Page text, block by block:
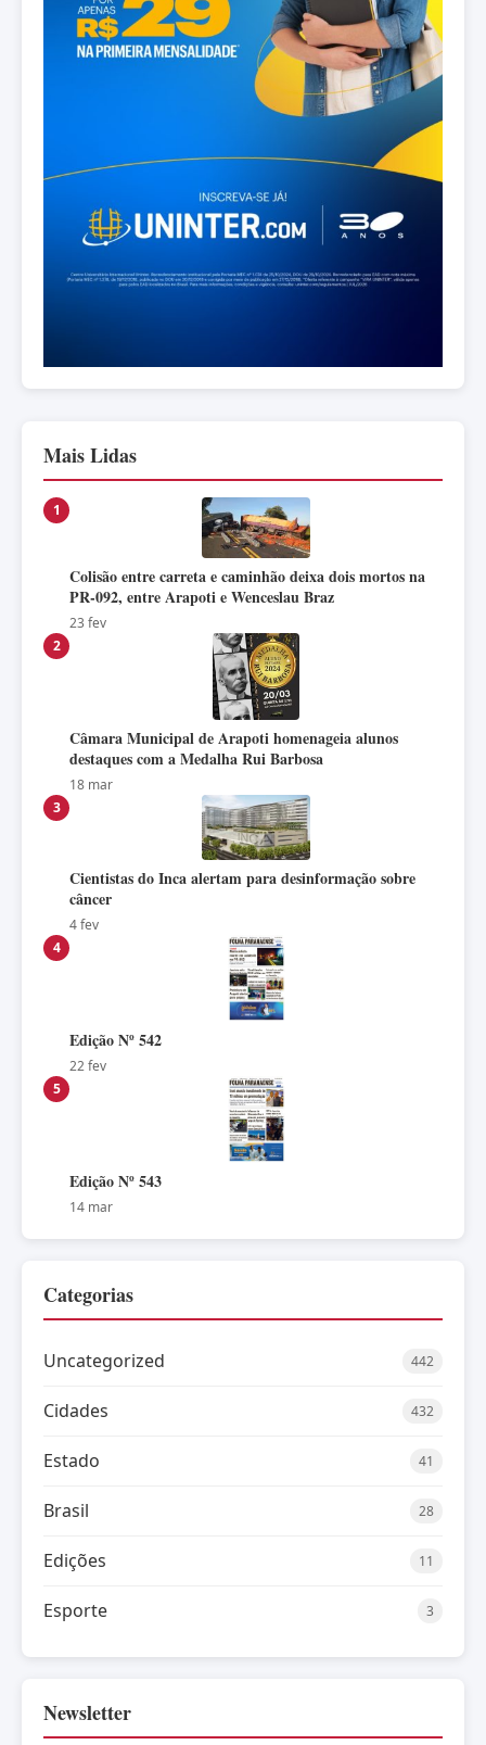
Mais Lidas
1
Colisão entre carreta e caminhão deixa dois mortos na
PR-092, entre Arapoti e Wenceslau Braz
23 fev
2
Câmara Municipal de Arapoti homenageia alunos
destaques com a Medalha Rui Barbosa
18 mar
3
Cientistas do Inca alertam para desinformação sobre
câncer
4 fev
4
Edição Nº 542
22 fev
5
Edição Nº 543
14 mar
Categorias
Uncategorized 442
Cidades 432
Estado 41
Brasil 28
Edições 11
Esporte 3
Newsletter